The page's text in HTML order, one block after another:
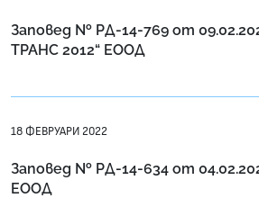
Заповед № РД-14-769 от
ТРАНС 2012“ ЕООД
18 ФЕВРУАРИ 2022
Заповед № РД-14-634 от
ЕООД